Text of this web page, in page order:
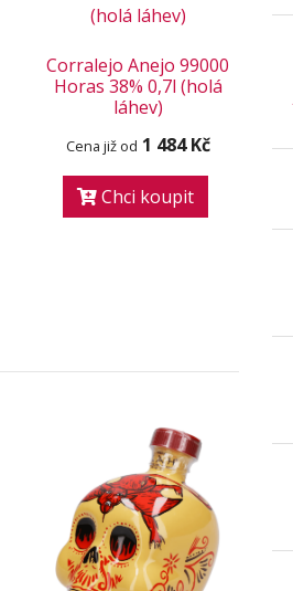
Corralejo Anejo 99000
Horas 38% 0,7l (holá
láhev)
Cena již od 1 484 Kč
Chci koupit